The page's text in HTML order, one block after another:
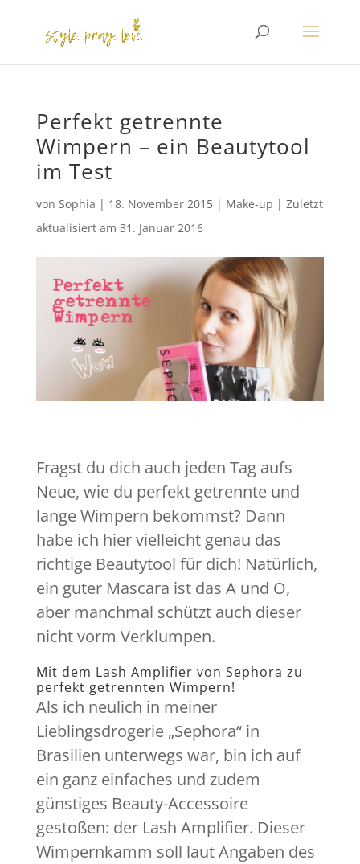
Perfekt getrennte
Wimpern – ein Beautytool
im Test
von Sophia | 18. November 2015| Make-up | Zuletzt
aktualisiert am 31. Januar 2016
Fragst du dich auch jeden Tag aufs
Neue, wie du perfekt getrennte und
lange Wimpern bekommst? Dann
habe ich hier vielleicht genau das
richtige Beautytool für dich! Natürlich,
ein guter Mascara ist das A und O,
aber manchmal schützt auch dieser
nicht vorm Verklumpen.
Mit dem Lash Amplifier von Sephora zu
perfekt getrennten Wimpern!
Als ich neulich in meiner
Lieblingsdrogerie „Sephora“ in
Brasilien unterwegs war, bin ich auf
ein ganz einfaches und zudem
günstiges Beauty-Accessoire
gestoßen: der Lash Amplifier. Dieser
Wimpernkamm soll laut Angaben des